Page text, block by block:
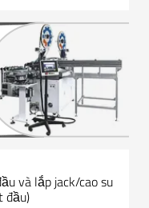
và lắp jack/cao su
đầu)